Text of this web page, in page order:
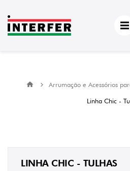
Arrumação e Acessórios
Linha Chic -
LINHA CHIC - TULHAS
CATEGORY
(4)